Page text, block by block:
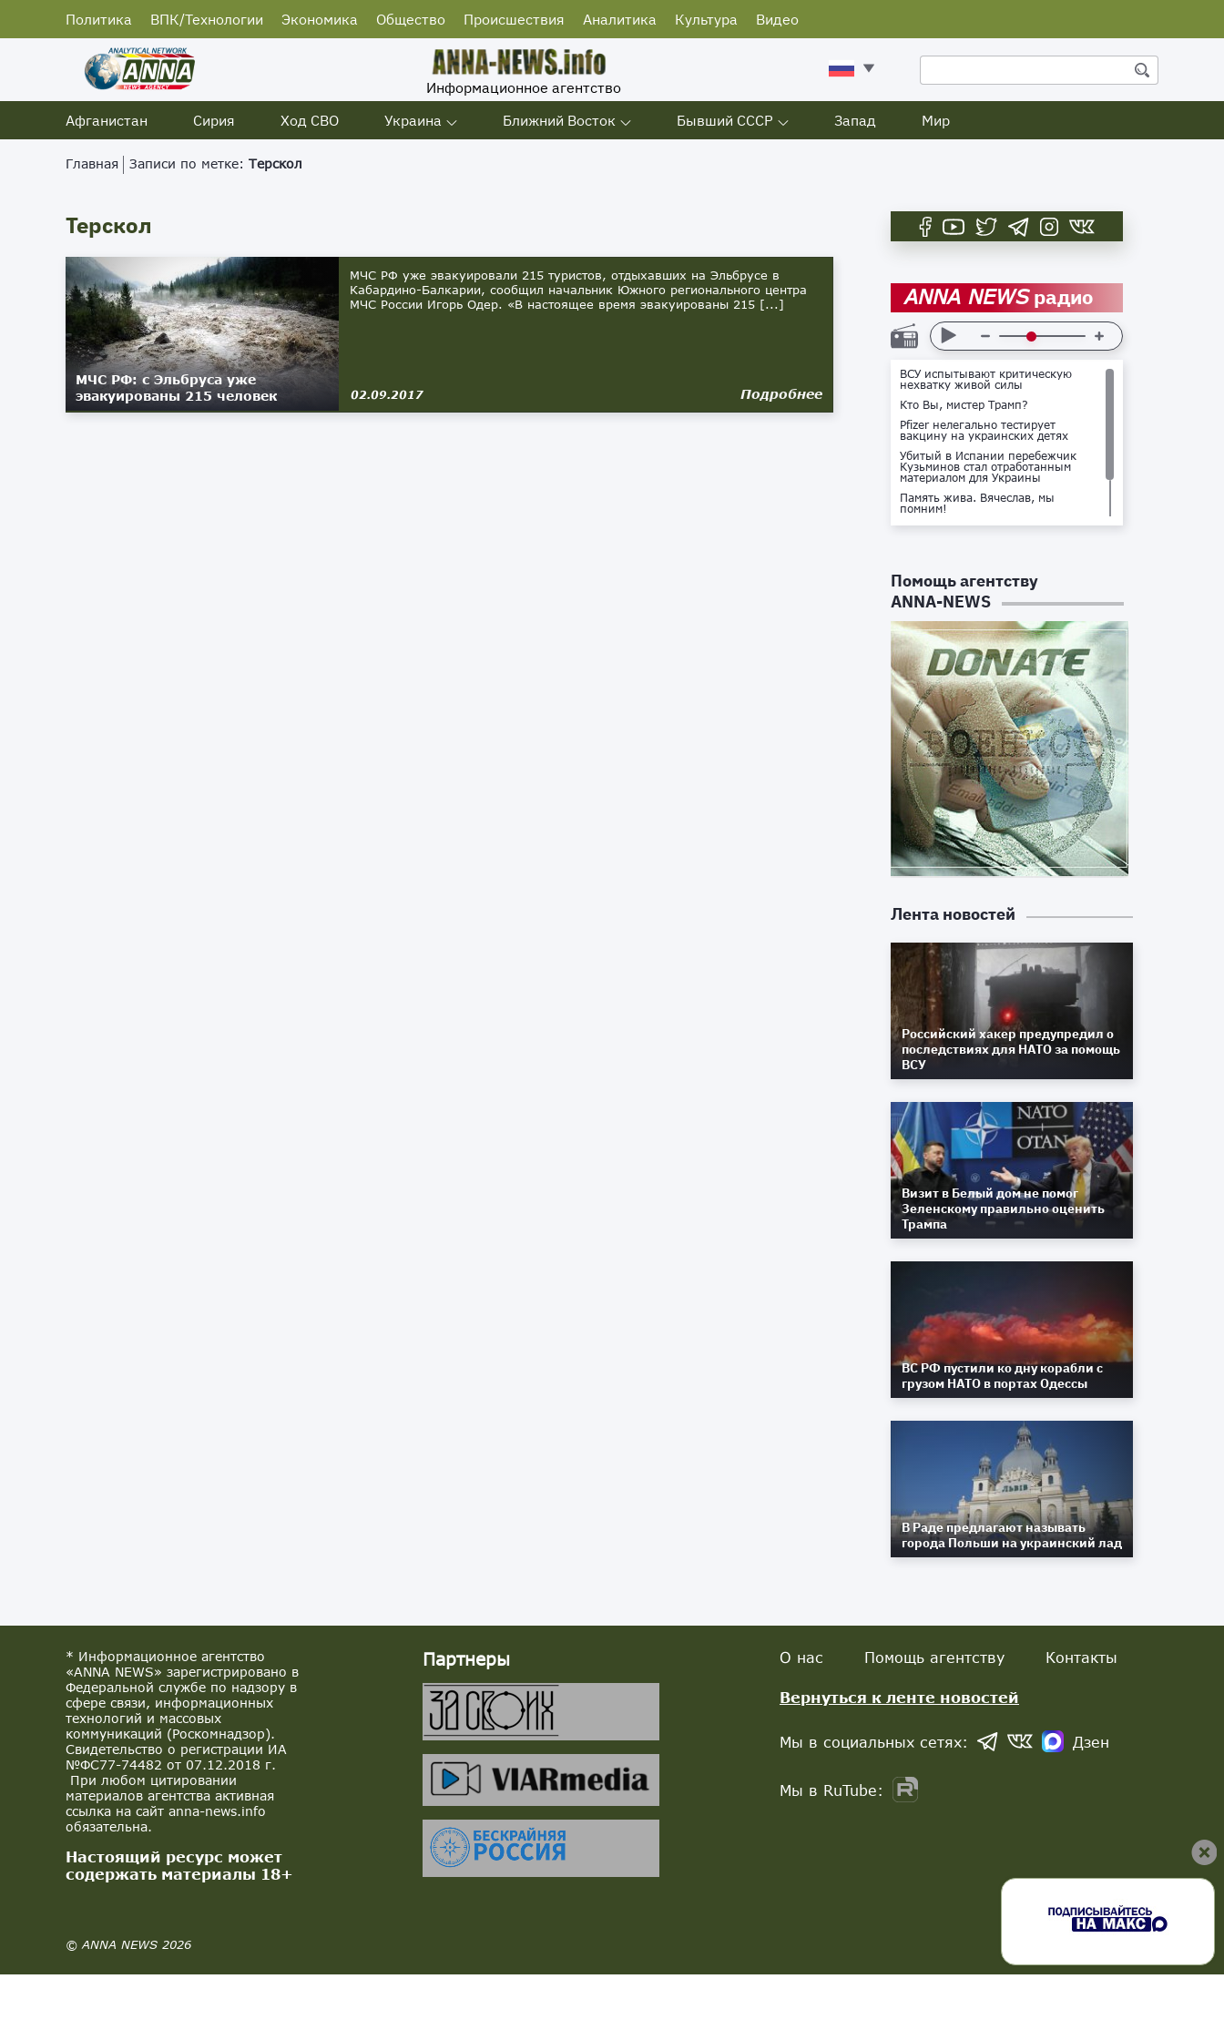
Политика ВПК/Технологии Экономика Общество Происшествия Аналитика Культура Видео
Информационное агентство
Афганистан
Сирия Ход СВО Украина Ближний Восток Бывший СССР Запад Мир
Главная Записи по метке: Терскол
Терскол
МЧС РФ: с Эльбруса уже
эвакуированы 215 человек
МЧС РФ уже эвакуировали 215 туристов, отдыхавших на Эльбрусе в
Кабардино-Балкарии, сообщил начальник Южного регионального центра
МЧС России Игорь Одер. «В настоящее время эвакуированы 215 [...]
02.09.2017 Подробнее
ANNA NEWSрадио
ВСУ испытывают критическую
нехватку живой силы
Кто Вы, мистер Трамп?
Pfizer нелегально тестирует
вакцину на украинских детях
Убитый в Испании перебежчик
Кузьминов стал отработанным
материалом для Украины
Память жива. Вячеслав, мы
помним!
Не доставайся ты никому!
Помощь агентству
ANNA-NEWS
Лента новостей
Российский хакер предупредил о
последствиях для НАТО за помощь
ВСУ
Визит в Белый дом не помог
Зеленскому правильно оценить
Трампа
ВС РФ пустили ко дну корабли с
грузом НАТО в портах Одессы
В Раде предлагают называть
города Польши на украинский лад
* Информационное агентство
«ANNA NEWS» зарегистрировано в
Федеральной службе по надзору в
сфере связи, информационных
технологий и массовых
коммуникаций (Роскомнадзор).
Свидетельство о регистрации ИА
№ФС77-74482 от 07.12.2018 г.
При любом цитировании
материалов агентства активная
ссылка на сайт anna-news.info
обязательна.
Настоящий ресурс может
содержать материалы 18+
© ANNA NEWS 2026
Партнеры О нас Помощь агентству Контакты
Вернуться к ленте новостей
Мы в социальных сетях: Дзен
Мы в RuTube: